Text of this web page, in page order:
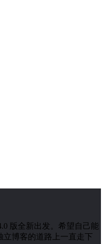
版全新出发。希望自己能
立博客的道路上一直走下